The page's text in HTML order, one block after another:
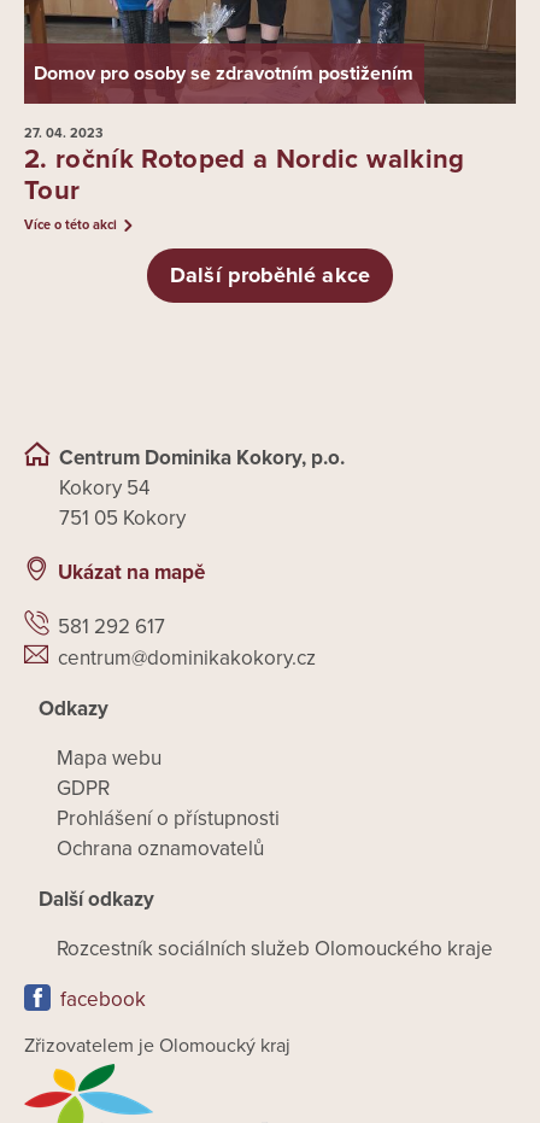
Domov pro osoby se zdravotním postižením
27. 04. 2023
2. ročník Rotoped a Nordic walking
Tour
Více o této akci
Další proběhlé akce
Centrum Dominika Kokory, p.o.
Kokory 54
751 05 Kokory
Ukázat na mapě
581 292 617
centrum@dominikakokory.cz
Odkazy
Mapa webu
GDPR
Prohlášení o přístupnosti
Ochrana oznamovatelů
Další odkazy
Rozcestník sociálních služeb Olomouckého kraje
facebook
Zřizovatelem je Olomoucký kraj